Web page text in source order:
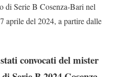
di Serie B Cosenza-Bari nel
aprile del 2024, a partire dalle
convocati del mister